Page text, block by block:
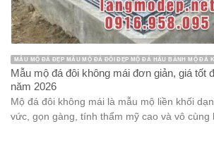
MẪU MỘ ĐÁ ĐẸP MẪU MỘ ĐÁ ĐÔI ĐẸP MỘ ĐÁ HẬU BÀNH MỘ ĐÁ
Mẫu mộ đá đôi không mái đơn giản, giá tốt
năm 2026
Mộ đá đôi không mái là mẫu mộ liền khối
vức, gọn gàng, tính thẩm mỹ cao và vô cùng